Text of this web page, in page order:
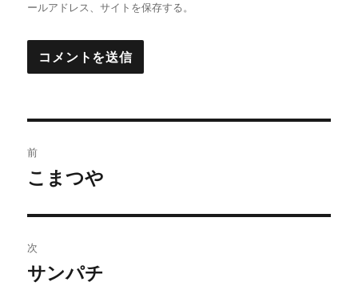
ールアドレス、サイトを保存する。
稿
ビ
ゲ
前
前
投
稿:
こまつや
次
次
サンパチ